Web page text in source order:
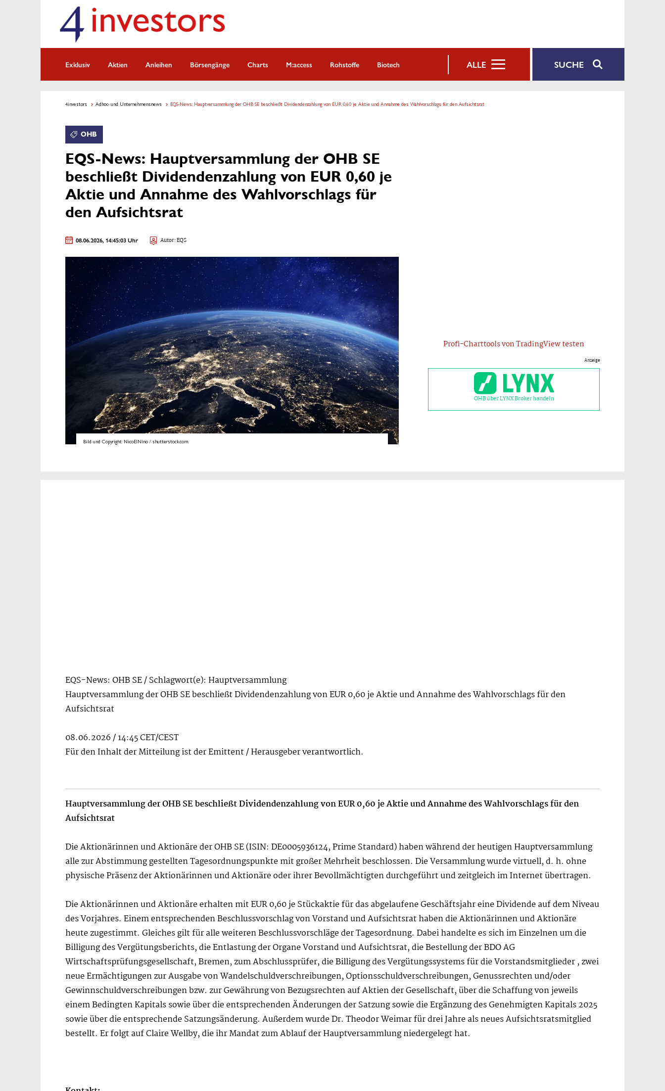
SUCHE
ALLE
Exklusiv Aktien Anleihen Börsengänge Charts M:access Rohstoffe Biotech
4investors Adhoc- und Unternehmensnews EQS-News: Hauptversammlung der OHB SE beschließt Dividendenzahlung von EUR 0,60 je Aktie und Annahme des Wahlvorschlags für den Aufsichtsrat
OHB
EQS-News: Hauptversammlung der OHB SE
beschließt Dividendenzahlung von EUR 0,60 je
Aktie und Annahme des Wahlvorschlags für
den Aufsichtsrat
08.06.2026, 14:45:03 Uhr Autor: EQS
Bild und Copyright: NicoElNino / shutterstock.com.
Profi-Charttools von TradingView testen
Anzeige
OHB über LYNX Broker handeln
EQS-News: OHB SE / Schlagwort(e): Hauptversammlung
Hauptversammlung der OHB SE beschließt Dividendenzahlung von EUR 0,60 je Aktie und Annahme des Wahlvorschlags für den
Aufsichtsrat
08.06.2026 / 14:45 CET/CEST
Für den Inhalt der Mitteilung ist der Emittent / Herausgeber verantwortlich.
Hauptversammlung der OHB SE beschließt Dividendenzahlung von EUR 0,60 je Aktie und Annahme des Wahlvorschlags für den
Aufsichtsrat
Die Aktionärinnen und Aktionäre der OHB SE (ISIN: DE0005936124, Prime Standard) haben während der heutigen Hauptversammlung
alle zur Abstimmung gestellten Tagesordnungspunkte mit großer Mehrheit beschlossen. Die Versammlung wurde virtuell, d. h. ohne
physische Präsenz der Aktionärinnen und Aktionäre oder ihrer Bevollmächtigten durchgeführt und zeitgleich im Internet übertragen.
Die Aktionärinnen und Aktionäre erhalten mit EUR 0,60 je Stückaktie für das abgelaufene Geschäftsjahr eine Dividende auf dem Niveau
des Vorjahres. Einem entsprechenden Beschlussvorschlag von Vorstand und Aufsichtsrat haben die Aktionärinnen und Aktionäre
heute zugestimmt. Gleiches gilt für alle weiteren Beschlussvorschläge der Tagesordnung. Dabei handelte es sich im Einzelnen um die
Billigung des Vergütungsberichts, die Entlastung der Organe Vorstand und Aufsichtsrat, die Bestellung der BDO AG
Wirtschaftsprüfungsgesellschaft, Bremen, zum Abschlussprüfer, die Billigung des Vergütungssystems für die Vorstandsmitglieder , zwei
neue Ermächtigungen zur Ausgabe von Wandelschuldverschreibungen, Optionsschuldverschreibungen, Genussrechten und/oder
Gewinnschuldverschreibungen bzw. zur Gewährung von Bezugsrechten auf Aktien der Gesellschaft, über die Schaffung von jeweils
einem Bedingten Kapitals sowie über die entsprechenden Änderungen der Satzung sowie die Ergänzung des Genehmigten Kapitals 2025
sowie über die entsprechende Satzungsänderung. Außerdem wurde Dr. Theodor Weimar für drei Jahre als neues Aufsichtsratsmitglied
bestellt. Er folgt auf Claire Wellby, die ihr Mandat zum Ablauf der Hauptversammlung niedergelegt hat.